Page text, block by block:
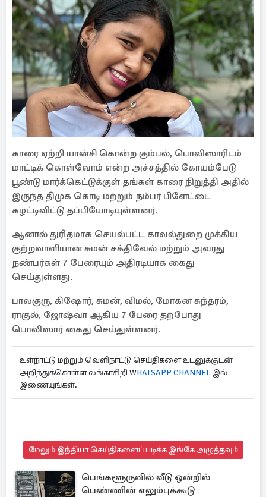
காரை ஏற்றி யான்சி கொன்ற கும்பல், பொலிஸாரிடம்
மாட்டிக் கொள்வோம் என்ற அச்சத்தில் கோயம்பேடு
பூண்டு மார்க்கெட்டுக்குள் தங்கள் காரை நிறுத்தி அதில்
இருந்த திமுக கொடி மற்றும் நம்பர் பிளேட்டை
கழட்டிவிட்டு தப்பியோடியுள்ளனர்.
ஆனால் துரிதமாக செயல்பட்ட காவல்துறை முக்கிய
குற்றவாளியான சுமன் சக்திவேல் மற்றும் அவரது
நண்பர்கள் 7 பேரையும் அதிரடியாக கைது
செய்துள்ளது.
பாலகுரு, கிஷோர், சுமன், விமல், மோகன சுந்தரம்,
ராகுல், ஜோஷ்வா ஆகிய 7 பேரை தற்போது
பொலிஸார் கைது செய்துள்ளனர்.
உள்நாட்டு மற்றும் வெளிநாட்டு செய்திகளை உடனுக்குடன்
அறிந்துக்கொள்ள லங்காசிறி WHATSAPP CHANNEL இல்
இணையுங்கள்.
மேலும் இந்தியா செய்திகளைப் படிக்க இங்கே அழுத்தவும்
பெங்களூருவில் வீடு ஒன்றில்
பெண்ணின் எலும்புக்கூடு